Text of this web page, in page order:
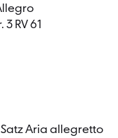
RV 61
Satz Aria allegretto